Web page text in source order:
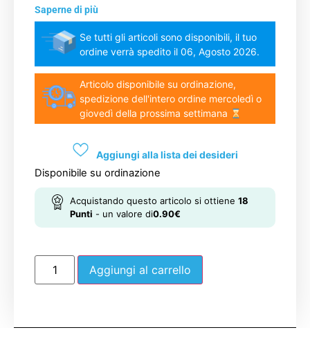
Saperne di più
Se tutti gli articoli sono disponibili, il tuo
ordine verrà spedito il 06, Agosto 2026.
Articolo disponibile su ordinazione,
spedizione dell'intero ordine mercoledì o
giovedì della prossima settimana
Aggiungi alla lista dei desideri
Disponibile su ordinazione
Acquistando questo articolo si ottiene 18
Punti - un valore di0.90€
Aggiungi al carrello